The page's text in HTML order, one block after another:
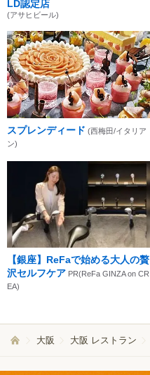
LD認定店
(アサヒビール)
スプレンディード (西梅田/イタリア
ン)
【銀座】ReFaで始める大人の贅
沢セルフケア PR(ReFa GINZA on CR
EA)
大阪 大阪 レストラン